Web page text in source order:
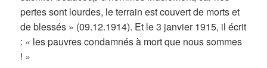
pertes sont lourdes, le terrain est couvert de morts et
de blessés » (09.12.1914). Et le 3 janvier 1915, il écrit
: « les pauvres condamnés à mort que nous sommes
! »